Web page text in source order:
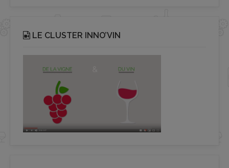
LE CLUSTER INNO’VIN